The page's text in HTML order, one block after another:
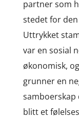
partner som
stedet for
Uttrykket
var en sosial
økonomisk,
grunner en
samboerskap
blitt et